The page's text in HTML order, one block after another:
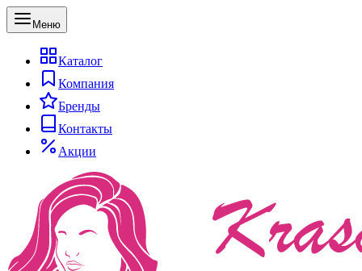
Меню
Каталог
Компания
Бренды
Контакты
Акции